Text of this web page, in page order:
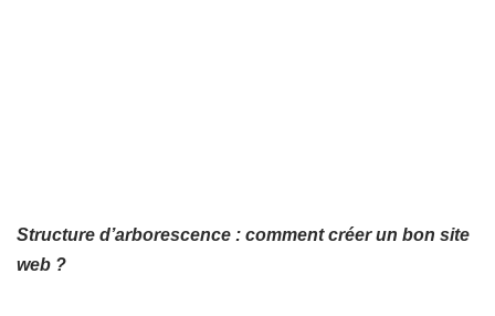
Structure d’arborescence : comment créer un bon site
web ?